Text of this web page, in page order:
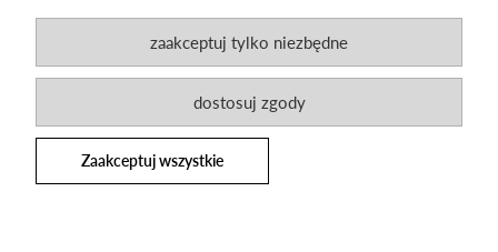
Zapisz się na newsletter i pierwszy otrzymuj
informacje o nowych promocjach
i produktach
zaakceptuj tylko niezbędne
dostosuj zgody
Zaakceptuj wszystkie